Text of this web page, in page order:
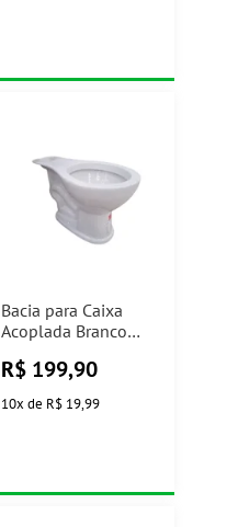
Bacia para Caixa
Acoplada Branco
R$ 199,90
10x de R$ 19,99